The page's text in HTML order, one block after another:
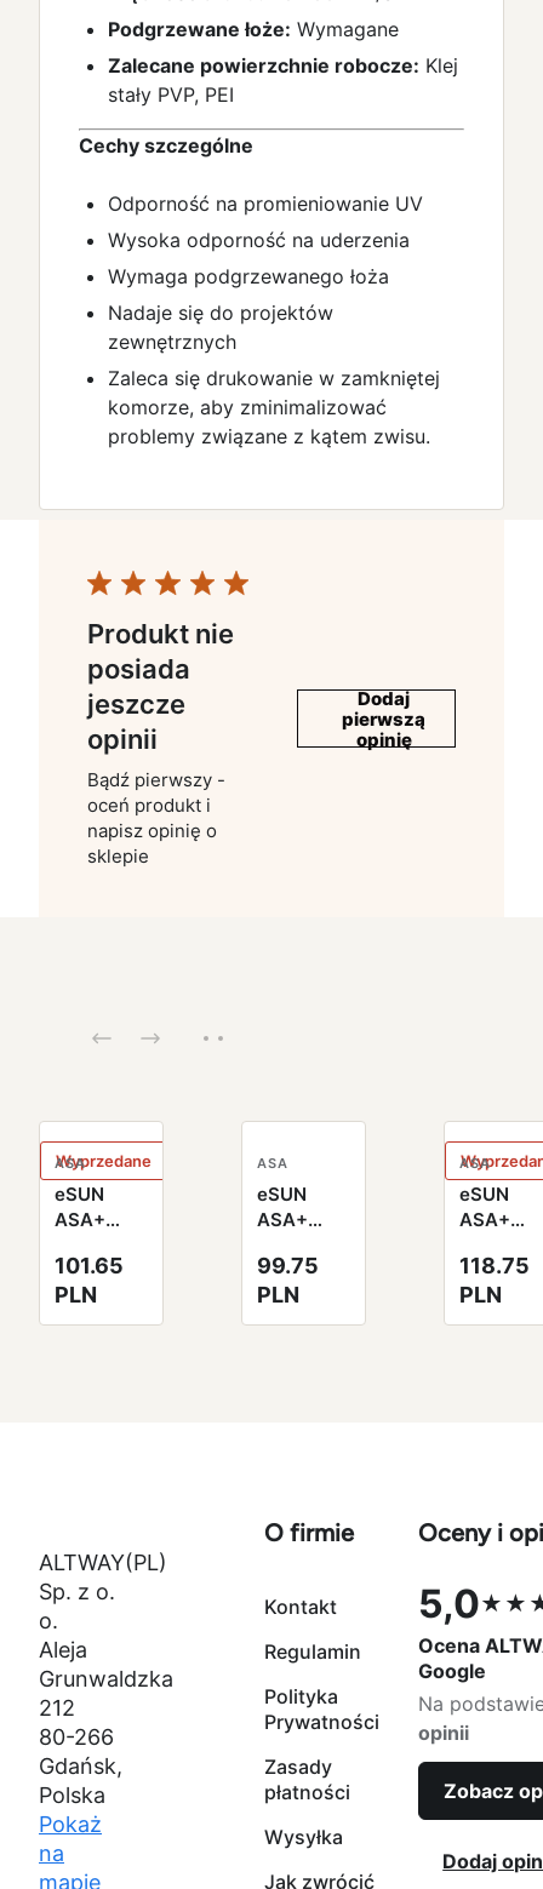
Podgrzewane łoże: Wymagane
Zalecane powierzchnie robocze: Klej
stały PVP, PEI
Cechy szczególne
Odporność na promieniowanie UV
Wysoka odporność na uderzenia
Wymaga podgrzewanego łoża
Nadaje się do projektów
zewnętrznych
Zaleca się drukowanie w zamkniętej
komorze, aby zminimalizować
problemy związane z kątem zwisu.
Produkt nie
posiada
jeszcze
opinii
Bądź pierwszy -
oceń produkt i
napisz opinię o
sklepie
Dodaj
pierwszą
opinię
Wyprzedane
ASA
eSUN
ASA+
czarny
1.75mm
1000g
101.65
PLN
ASA
eSUN
ASA+
szary
1.75mm
1000g
99.75
PLN
ASA
eSUN
ASA+
zimny
biały
1.75mm
118.75
PLN
ALTWAY(PL)
Sp. z o.
o.
Aleja
Grunwaldzka
212
80-266
Gdańsk,
Polska
Pokaż
na
mapie
O firmie
Kontakt
Regulamin
Polityka
Prywatności
Zasady
płatności
Wysyłka
Jak zwrócić
Oceny i
5,0
Ocena 5,0
Ocena
Google
Na
opinii
Zobacz
Dodaj